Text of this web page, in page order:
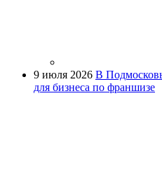
9 июля 2026 В
для бизнеса по франшизе